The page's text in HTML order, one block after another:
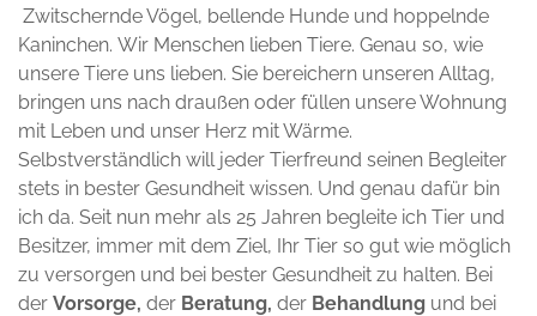
Zwitschernde Vögel, bellende Hunde und hoppelnde
Kaninchen. Wir Menschen lieben Tiere. Genau so, wie
unsere Tiere uns lieben. Sie bereichern unseren Alltag,
bringen uns nach draußen oder füllen unsere Wohnung
mit Leben und unser Herz mit Wärme.
Selbstverständlich will jeder Tierfreund seinen Begleiter
stets in bester Gesundheit wissen. Und genau dafür bin
ich da. Seit nun mehr als 25 Jahren begleite ich Tier und
Besitzer, immer mit dem Ziel, Ihr Tier so gut wie möglich
zu versorgen und bei bester Gesundheit zu halten. Bei
der Vorsorge, der Beratung, der Behandlung und bei